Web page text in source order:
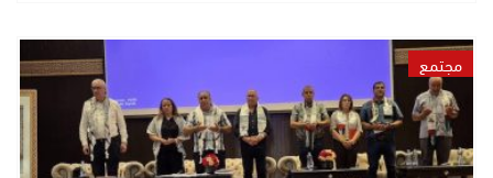
مجتمع